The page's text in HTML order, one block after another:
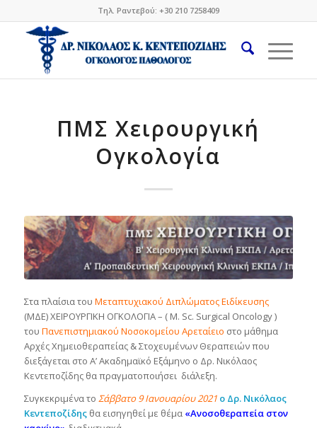
Τηλ. Ραντεβού: +30 210 7258409
ΠΜΣ Χειρουργική
Ογκολογία
Στα πλαίσια του Μεταπτυχιακού ΔιπλώματοςΕιδίκευσης
(ΜΔΕ)ΧΕΙΡΟΥΡΓΙΚΗ ΟΓΚΟΛΟΓΙΑ– ( M. Sc. Surgical Oncology)
του Πανεπιστημιακού Νοσοκομείου Αρεταίειο στο μάθημα
Αρχές Χημειοθεραπείας & Στοχευμένων Θεραπειών που
διεξάγεται στο Α’ Ακαδημαϊκό Εξάμηνο ο Δρ. Νικόλαος
Κεντεποζίδης θα πραγματοποιήσει διάλεξη.
Συγκεκριμένα το Σάββατο 9 Ιανουαρίου 2021ο Δρ. Νικόλαος
Κεντεποζίδης θα εισηγηθεί με θέμα «Ανοσοθεραπεία στον